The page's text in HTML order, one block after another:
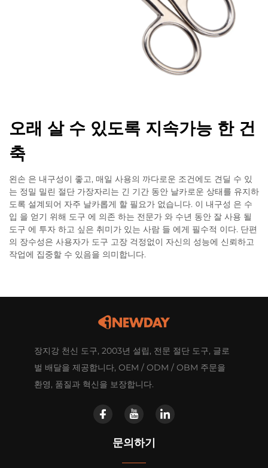
오래 살 수 있도록 지속가능 한 건
축
왼손 은 내구성이 좋고, 매일 사용의 까다로운 조건에도 견딜 수 있
는 정밀 밀린 절단 가장자리는 긴 기간 동안 날카로운 상태를 유지하
도록 설계되어 자주 날카롭게 할 필요가 없습니다. 이 내구성 은 수
입 을 얻기 위해 도구 에 의존 하는 전문가 와 수년 동안 잘 사용 될
도구 에 투자 하고 싶은 취미가 있는 사람 들 에게 필수적 이다. 단편
의 장수성은 사용자가 도구 고장 걱정없이 자신의 성능에 신뢰하고
작업에 집중할 수 있음을 의미합니다.
장지강 천신 도구, 2003년 설립, 전문 절단 도구, 글로
벌 배달을 제공합니다, OEM / ODM / OBM 주문을
환영, 품질과 혁신을 보장합니다.
문의하기